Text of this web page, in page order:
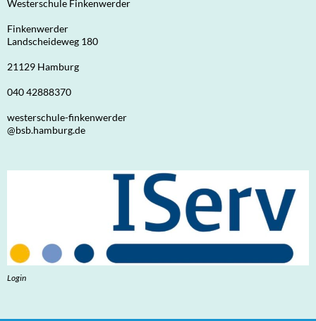
Westerschule Finkenwerder
Finkenwerder
Landscheideweg 180
21129 Hamburg
040 42888370
westerschule-finkenwerder
@bsb.hamburg.de
Login